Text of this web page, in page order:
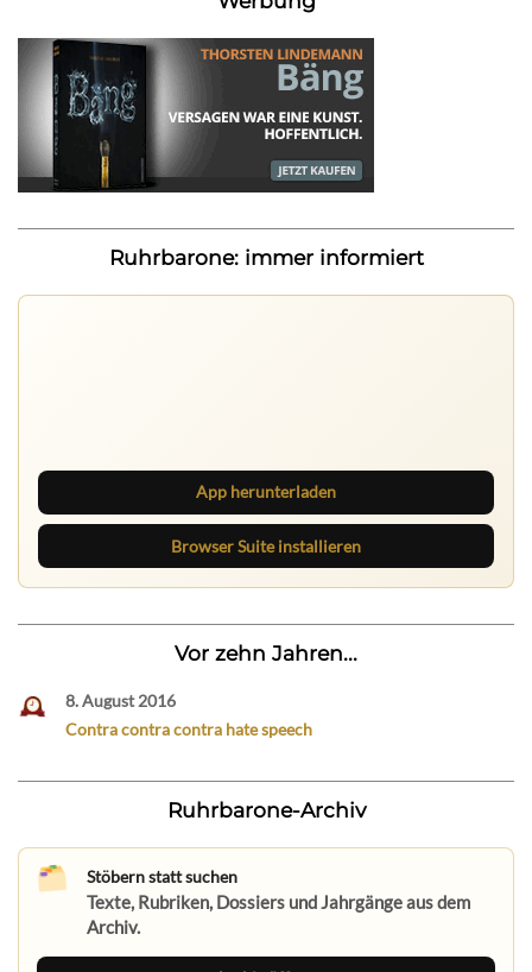
Ruhrbarone: immer informiert
App herunterladen
Browser Suite installieren
Vor zehn Jahren...
8. August 2016
Contra contra contra hate speech
Ruhrbarone-Archiv
Stöbern statt suchen
Texte, Rubriken, Dossiers und Jahrgänge aus dem
Archiv.